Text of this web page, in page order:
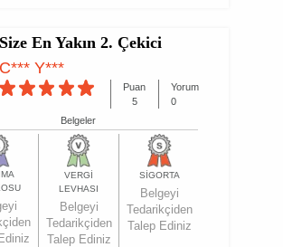
Size En Yakın 2. Çekici
C*** Y***
Puan
5
Yorum
0
Belgeler
VERGİ
LEVHASI
Belgeyi
Tedarikçiden
Talep Ediniz
SİGORTA
Belgeyi
Tedarikçiden
Talep Ediniz